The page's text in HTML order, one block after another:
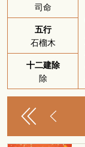
司命
五行
石榴木
十二建除
除